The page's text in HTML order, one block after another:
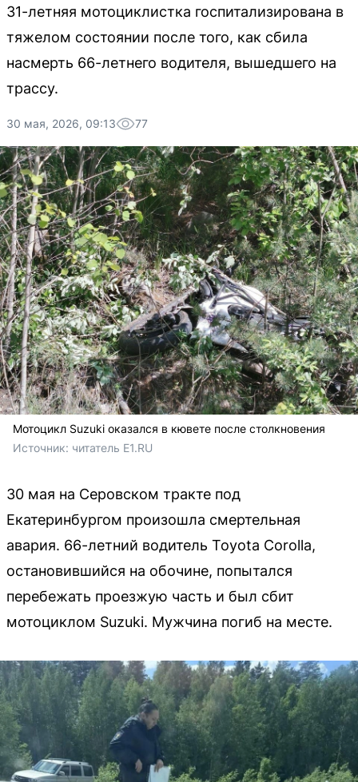
31-летняя мотоциклистка госпитализирована в
тяжелом состоянии после того, как сбила
насмерть 66-летнего водителя, вышедшего на
трассу.
30 мая, 2026, 09:13 77
Мотоцикл Suzuki оказался в кювете после столкновения
Источник: читатель E1.RU
30 мая на Серовском тракте под
Екатеринбургом произошла смертельная
авария. 66-летний водитель Toyota Corolla,
остановившийся на обочине, попытался
перебежать проезжую часть и был сбит
мотоциклом Suzuki. Мужчина погиб на месте.